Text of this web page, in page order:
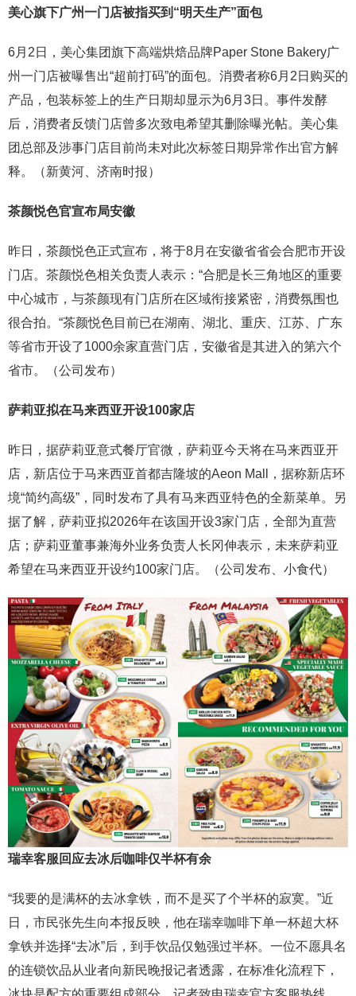
美心旗下广州一门 店被指买到“明天生产”面包
6月2日，美心集团旗下高端烘焙品牌Paper Stone Bakery广
州一门店被曝售出“超前打码”的面包。消费者称6月2日购买的
产品，包装标签上的生产日期却显示为6月3日。事件发酵
后，消费者反馈门店曾多次致电希望其删除曝光帖。美心集
团总部及涉事门店目前尚未对此次标签日期异常作出官方解
释。（新黄河、济南时报）
茶颜悦色官宣布局安徽
昨日，茶颜悦色正式宣布，将于8月在安徽省省会合肥市开设
门店。茶颜悦色相关负责人表示：“合肥是长三角地区的重要
中心城市，与茶颜现有门店所在区域衔接紧密，消费氛围也
很合拍。“茶颜悦色目前已在湖南、湖北、重庆、江苏、广东
等省市开设了1000余家直营门店，安徽省是其进入的第六个
省市。（公司发布）
萨莉亚拟在马来西亚开设100家店
昨日，据萨莉亚意式餐厅官微，萨莉亚今天将在马来西亚开
店，新店位于马来西亚首都吉隆坡的Aeon Mall，据称新店环
境“简约高级”，同时发布了具有马来西亚特色的全新菜单。另
据了解，萨莉亚拟2026年在该国开设3家门店，全部为直营
店；萨莉亚董事兼海外业务负责人长冈伸表示，未来萨莉亚
希望在马来西亚开设约100家门店。（公司发布、小食代）
瑞幸客服回应去冰后咖啡仅半杯有余
“我要的是满杯的去冰拿铁，而不是买了个半杯的寂寞。”近
日，市民张先生向本报反映，他在瑞幸咖啡下单一杯超大杯
拿铁并选择“去冰”后，到手饮品仅勉强过半杯。一位不愿具名
的连锁饮品从业者向新民晚报记者透露，在标准化流程下，